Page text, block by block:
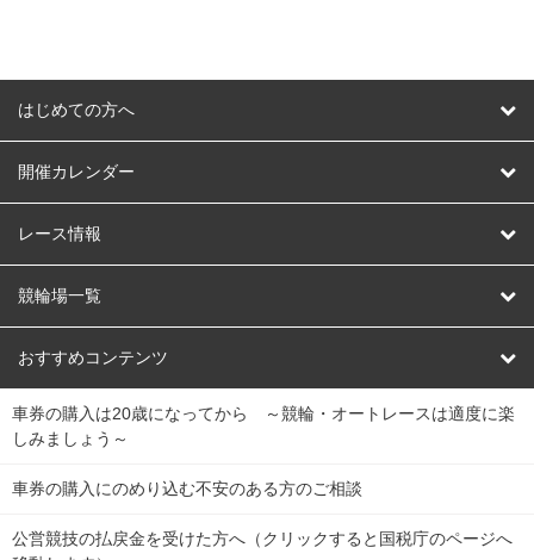
はじめての方へ
はじめての方へ
開催カレンダー
競輪
オートレース
競輪くじ
Dokanto!
チャリロトプラザ
レース情報
レース予想
レース結果
キャリーオーバー一覧
競輪場一覧
北日本 函館競輪場
関
東
弥彦競輪場 前橋競輪場 取手競輪場 宇都宮競輪場
関
おすすめコンテンツ
競輪選手情報
Perfecta Navi
netkeirin
車券の購入は20歳になってから ～競輪・オートレースは適度に楽
しみましょう～
車券の購入にのめり込む不安のある方のご相談
公営競技の払戻金を受けた方へ（クリックすると国税庁のページへ